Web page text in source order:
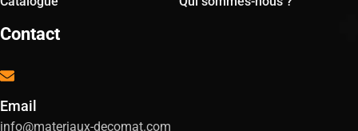
Contact
Email
info@materiaux-decomat.com